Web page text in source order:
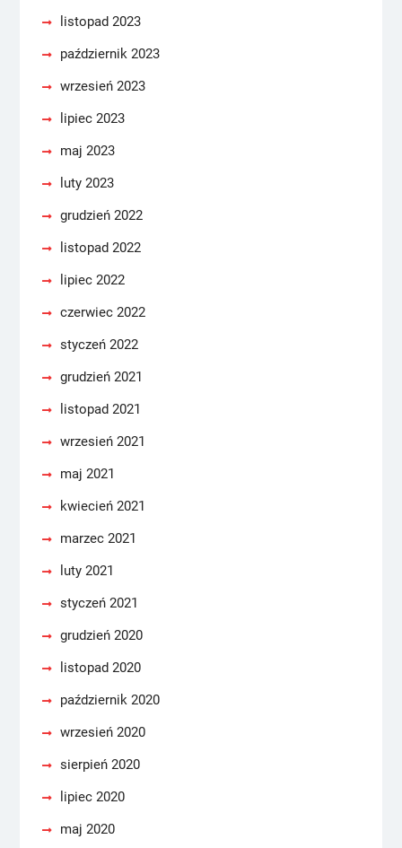
listopad 2023
październik 2023
wrzesień 2023
lipiec 2023
maj 2023
luty 2023
grudzień 2022
listopad 2022
lipiec 2022
czerwiec 2022
styczeń 2022
grudzień 2021
listopad 2021
wrzesień 2021
maj 2021
kwiecień 2021
marzec 2021
luty 2021
styczeń 2021
grudzień 2020
listopad 2020
październik 2020
wrzesień 2020
sierpień 2020
lipiec 2020
maj 2020